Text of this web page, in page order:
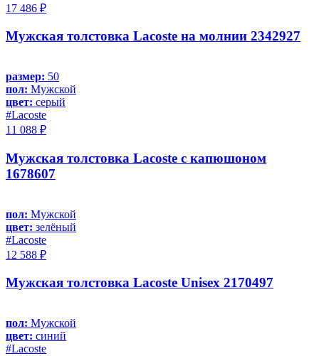
17 486 ₽
Мужская толстовка Lacoste на молнии 2342927
размер: 50
пол: Мужской
цвет: серый
#Lacoste
11 088 ₽
Мужская толстовка Lacoste с капюшоном
1678607
пол: Мужской
цвет: зелёный
#Lacoste
12 588 ₽
Мужская толстовка Lacoste Unisex 2170497
пол: Мужской
цвет: синий
#Lacoste